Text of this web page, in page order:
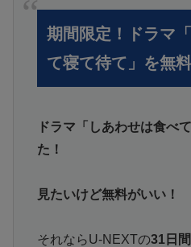
期間限定！ドラマ
て寝て待て」を無
ドラマ「しあわせは食べ
た！
見たいけど無料がいい！
それならU-NEXTの31日